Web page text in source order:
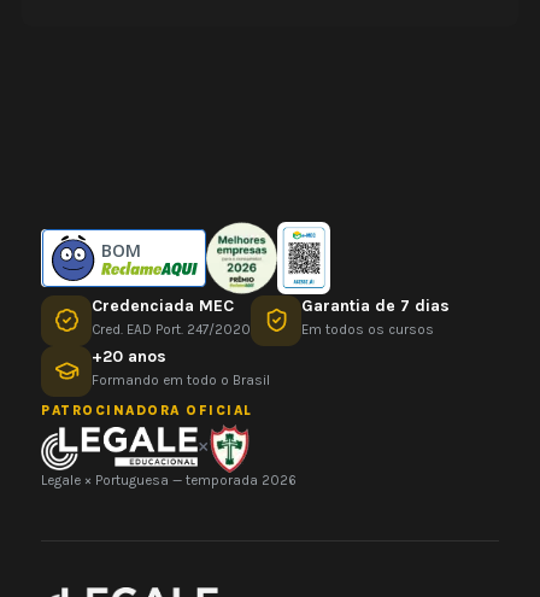
BOM
Credenciada MEC
Cred. EAD Port. 247/2020
Garantia de 7 dias
Em todos os cursos
+20 anos
Formando em todo o Brasil
PATROCINADORA OFICIAL
×
Legale × Portuguesa — temporada 2026